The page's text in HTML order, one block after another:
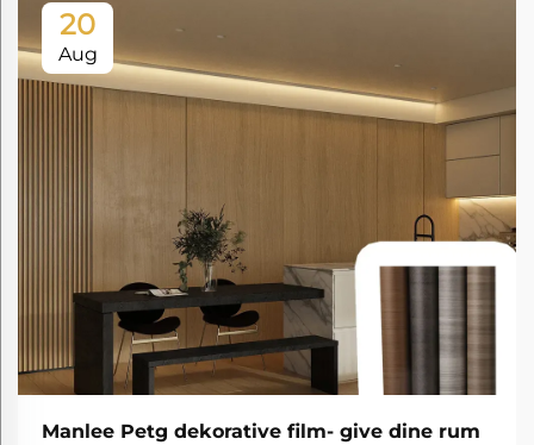
20
Aug
Manlee Petg dekorative film- give dine rum